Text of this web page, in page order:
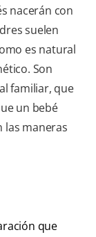
nacerán con
suelen
es natural
Son
familiar, que
un bebé
las maneras
que